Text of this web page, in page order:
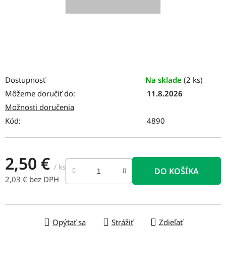
Dostupnosť Na sklade (2 ks)
Môžeme doručiť do:
11.8.2026
Možnosti doručenia
Kód:
4890
2,50 € / ks
2,03 € bez DPH
DO KOŠÍKA
Opýtať sa Strážiť Zdieľať